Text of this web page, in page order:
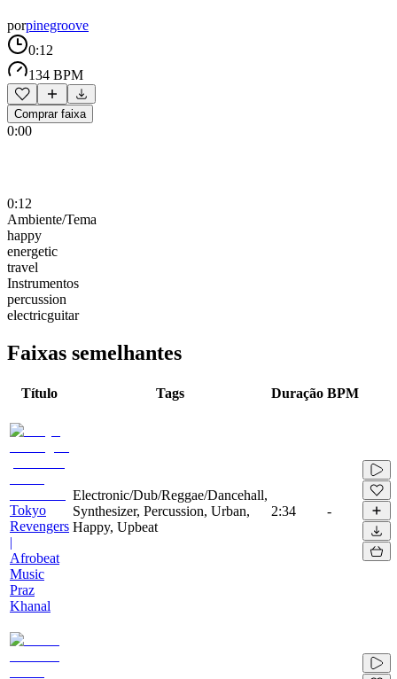
porpinegroove
0:12
134 BPM
Comprar faixa
0:00
0:12
Ambiente/Tema
happy
energetic
travel
Instrumentos
percussion
electricguitar
Faixas semelhantes
Título Tags Duração BPM
Tokyo
Revengers
|
Afrobeat
Music
Praz
Khanal
Electronic/Dub/Reggae/Dancehall,
Synthesizer, Percussion, Urban,
Happy, Upbeat
2:34 -